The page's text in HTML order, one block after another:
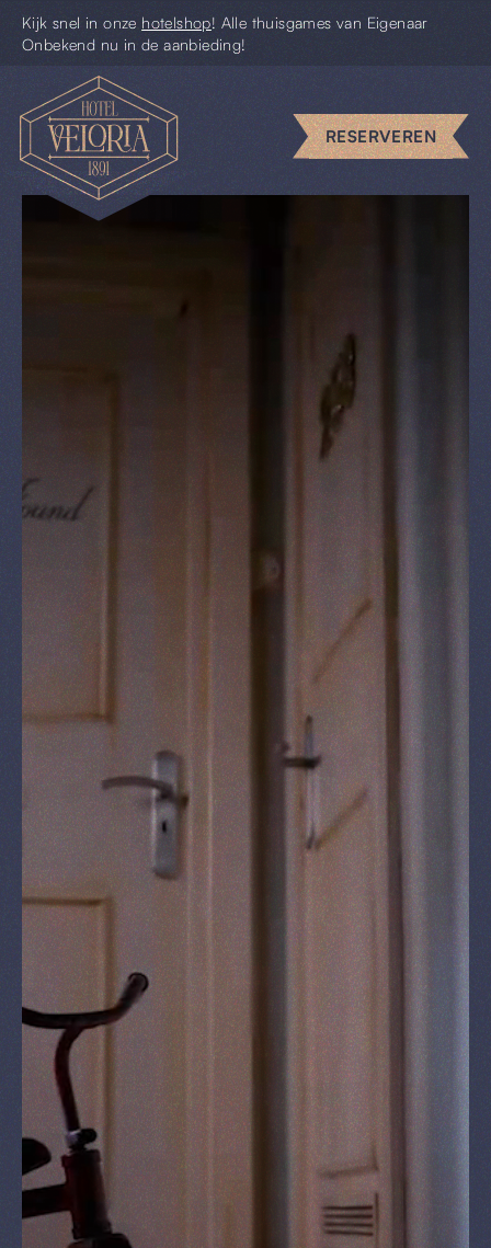
Kijk snel in onze hotelshop! Alle thuisgames van Eigenaar
Onbekend nu in de aanbieding!
RESERVEREN
Escape
rooms
Uniek
vergaderen
Cadeaus
& Shop
Nieuws
RESERVEREN